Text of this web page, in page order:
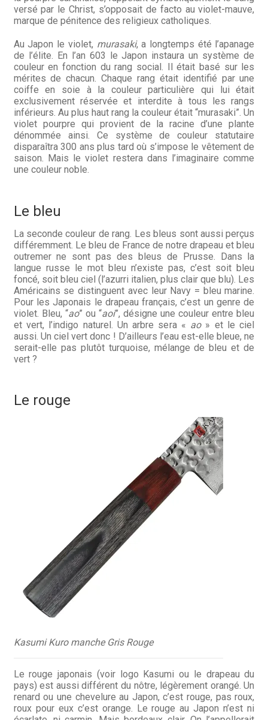
versé par le Christ, s’opposait de facto au violet-mauve,
marque de pénitence des religieux catholiques.
Au Japon le violet, murasaki, a longtemps été l’apanage
de l’élite. En l’an 603 le Japon instaura un système de
couleur en fonction du rang social. Il était basé sur les
mérites de chacun. Chaque rang était identifié par une
coiffe en soie à la couleur particulière qui lui était
exclusivement réservée et interdite à tous les rangs
inférieurs. Au plus haut rang la couleur était “murasaki”. Un
violet pourpre qui provient de la racine d’une plante
dénommée ainsi. Ce système de couleur statutaire
disparaîtra 300 ans plus tard où s’impose le vêtement de
saison. Mais le violet restera dans l’imaginaire comme
une couleur noble.
Le bleu
La seconde couleur de rang. Les bleus sont aussi perçus
différemment. Le bleu de France de notre drapeau et bleu
outremer ne sont pas des bleus de Prusse. Dans la
langue russe le mot bleu n’existe pas, c’est soit bleu
foncé, soit bleu ciel (l’azurri italien, plus clair que blu). Les
Américains se distinguent avec leur Navy = bleu marine.
Pour les Japonais le drapeau français, c’est un genre de
violet. Bleu, “ao” ou “aoi”, désigne une couleur entre bleu
et vert, l’indigo naturel. Un arbre sera « ao» et le ciel
aussi. Un ciel vert donc ! D’ailleurs l’eau est-elle bleue, ne
serait-elle pas plutôt turquoise, mélange de bleu et de
vert ?
Le rouge
Kasumi Kuro manche Gris Rouge
Le rouge japonais (voir logo Kasumi ou le drapeau du
pays) est aussi différent du nôtre, légèrement orangé. Un
renard ou une chevelure au Japon, c’est rouge, pas roux,
roux pour eux c’est orange. Le rouge au Japon n’est ni